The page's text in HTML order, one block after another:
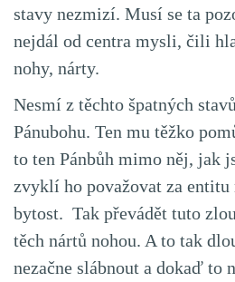
stavy nezmizí. Musí se ta
nejdál od centra mysli, čili
nohy, nárty.
Nesmí z těchto špatných
Pánubohu. Ten mu těžko
to ten Pánbůh mimo něj, jak
zvyklí ho považovat za
bytost. Tak převádět tuto
těch nártů nohou. A to tak
nezačne slábnout a dokaď to